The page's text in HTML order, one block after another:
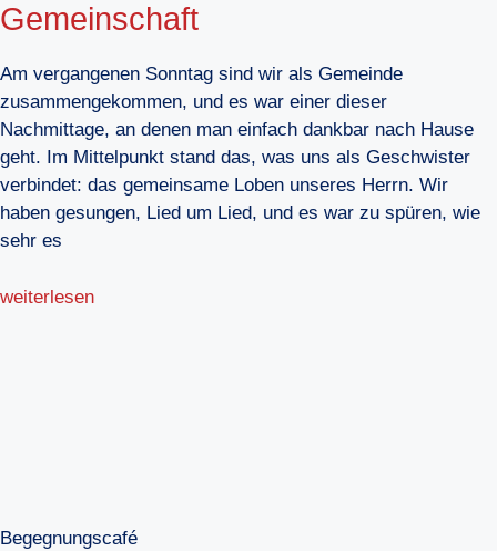
Gemeinschaft
Am vergangenen Sonntag sind wir als Gemeinde
zusammengekommen, und es war einer dieser
Nachmittage, an denen man einfach dankbar nach Hause
geht. Im Mittelpunkt stand das, was uns als Geschwister
verbindet: das gemeinsame Loben unseres Herrn. Wir
haben gesungen, Lied um Lied, und es war zu spüren, wie
sehr es
weiterlesen
Begegnungscafé